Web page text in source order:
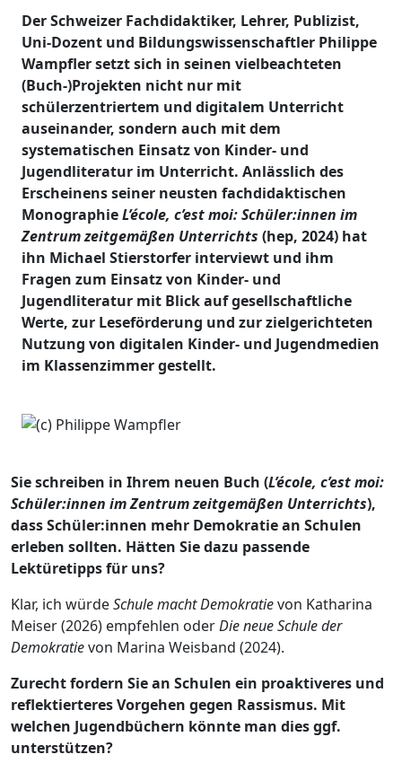
Der Schweizer Fachdidaktiker, Lehrer, Publizist,
Uni-Dozent und Bildungswissenschaftler Philippe
Wampfler setzt sich in seinen vielbeachteten
(Buch-)Projekten nicht nur mit
schülerzentriertem und digitalem Unterricht
auseinander, sondern auch mit dem
systematischen Einsatz von Kinder- und
Jugendliteratur im Unterricht. Anlässlich des
Erscheinens seiner neusten fachdidaktischen
MonographieL’école, c’est moi: Schüler:innen im
Zentrum zeitgemäßen Unterrichts (hep, 2024) hat
ihn Michael Stierstorfer interviewt und ihm
Fragen zum Einsatz von Kinder- und
Jugendliteratur mit Blick auf gesellschaftliche
Werte, zur Leseförderung und zur zielgerichteten
Nutzung von digitalen Kinder- und Jugendmedien
im Klassenzimmer gestellt.
Sie schreiben in Ihrem neuen Buch (L’école, c’est moi:
Schüler:innen im Zentrum zeitgemäßen Unterrichts),
dass Schüler:innen mehr Demokratie an Schulen
erleben sollten. Hätten Sie dazu passende
Lektüretipps für uns?
Klar, ich würdeSchule macht Demokratievon Katharina
Meiser (2026) empfehlen oderDie neue Schule der
Demokratievon Marina Weisband (2024).
Zurecht fordern Sie an Schulen ein proaktiveres und
reflektierteres Vorgehen gegen Rassismus. Mit
welchen Jugendbüchern könnte man dies ggf.
unterstützen?